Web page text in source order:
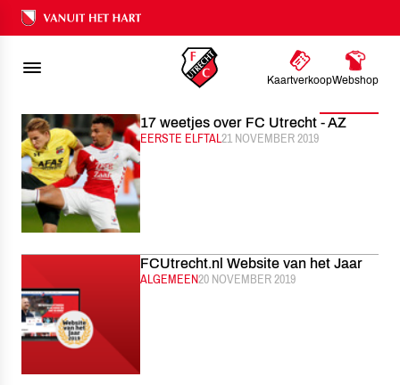
Ons nalatenschap
KaartverkoopWebshop
FC UTRECHT NIEUWS
17 weetjes over FC Utrecht - AZ
CATEGORIE:
EERSTE ELFTALGEPUBLICEERD:
21 NOVEMBER 2019
FCUtrecht.nl Website van het Jaar
CATEGORIE:
ALGEMEENGEPUBLICEERD:
20 NOVEMBER 2019